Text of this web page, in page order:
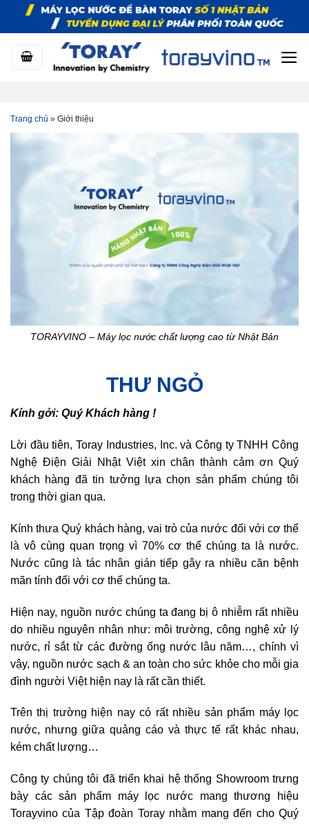
dung
Trang chủ » Giới thiệu
TORAYVINO – Máy lọc nước chất lượng cao từ Nhật Bản
THƯ NGỎ
Kính gởi: Quý Khách hàng !
Lời đầu tiên, Toray Industries, Inc. và Công ty TNHH Công
Nghệ Điện Giải Nhật Việt xin chân thành cảm ơn Quý
khách hàng đã tin tưởng lựa chọn sản phẩm chúng tôi
trong thời gian qua.
Kính thưa Quý khách hàng, vai trò của nước đối với cơ thể
là vô cùng quan trọng vì 70% cơ thể chúng ta là nước.
Nước cũng là tác nhân gián tiếp gây ra nhiều căn bệnh
mãn tính đối với cơ thể chúng ta.
Hiện nay, nguồn nước chúng ta đang bị ô nhiễm rất nhiều
do nhiều nguyên nhân như: môi trường, công nghệ xử lý
nước, rỉ sắt từ các đường ống nước lâu năm…, chính vì
vậy, nguồn nước sạch & an toàn cho sức khỏe cho mỗi gia
đình người Việt hiện nay là rất cần thiết.
Trên thị trường hiện nay có rất nhiều sản phẩm máy lọc
nước, nhưng giữa quảng cáo và thực tế rất khác nhau,
kém chất lượng…
Công ty chúng tôi đã triển khai hệ thống Showroom trưng
bày các sản phẩm máy lọc nước mang thương hiệu
Torayvino của Tập đoàn Toray nhằm mang đến cho Quý